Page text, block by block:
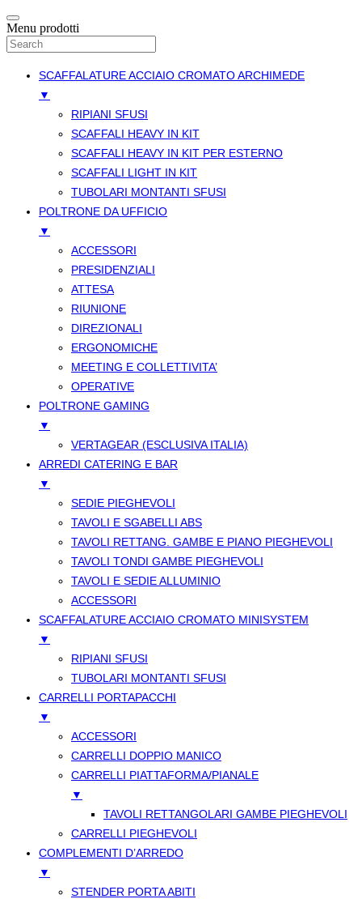
Menu prodotti
SCAFFALATURE ACCIAIO CROMATO ARCHIMEDE
▼
RIPIANI SFUSI
SCAFFALI HEAVY IN KIT
SCAFFALI HEAVY IN KIT PER ESTERNO
SCAFFALI LIGHT IN KIT
TUBOLARI MONTANTI SFUSI
POLTRONE DA UFFICIO
▼
ACCESSORI
PRESIDENZIALI
ATTESA
RIUNIONE
DIREZIONALI
ERGONOMICHE
MEETING E COLLETTIVITA’
OPERATIVE
POLTRONE GAMING
▼
VERTAGEAR (ESCLUSIVA ITALIA)
ARREDI CATERING E BAR
▼
SEDIE PIEGHEVOLI
TAVOLI E SGABELLI ABS
TAVOLI RETTANG. GAMBE E PIANO PIEGHEVOLI
TAVOLI TONDI GAMBE PIEGHEVOLI
TAVOLI E SEDIE ALLUMINIO
ACCESSORI
SCAFFALATURE ACCIAIO CROMATO MINISYSTEM
▼
RIPIANI SFUSI
TUBOLARI MONTANTI SFUSI
CARRELLI PORTAPACCHI
▼
ACCESSORI
CARRELLI DOPPIO MANICO
CARRELLI PIATTAFORMA/PIANALE
▼
TAVOLI RETTANGOLARI GAMBE PIEGHEVOLI
CARRELLI PIEGHEVOLI
COMPLEMENTI D’ARREDO
▼
STENDER PORTA ABITI